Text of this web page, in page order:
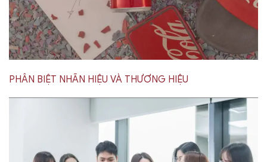
PHÂN BIỆT NHÃN HIỆU VÀ THƯƠNG HIỆU